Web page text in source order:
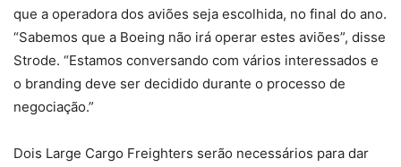
que a operadora dos aviões seja escolhida, no final do ano.
“Sabemos que a Boeing não irá operar estes aviões”, disse
Strode. “Estamos conversando com vários interessados e
o branding deve ser decidido durante o processo de
negociação.”
Dois Large Cargo Freighters serão necessários para dar